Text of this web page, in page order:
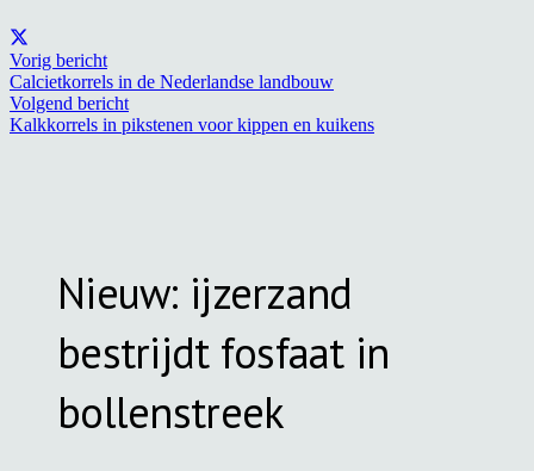
Vorig bericht
Calcietkorrels in de Nederlandse landbouw
Volgend bericht
Kalkkorrels in pikstenen voor kippen en kuikens
Nieuw: ijzerzand
bestrijdt fosfaat in
bollenstreek